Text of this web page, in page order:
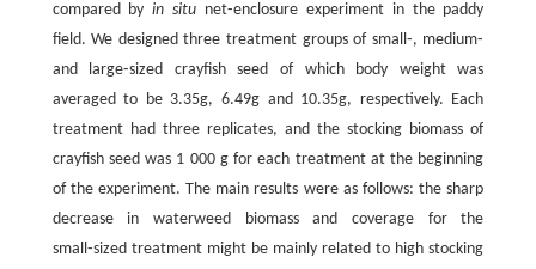
compared byin situ net⁃enclosure experiment in the paddy
field. We designed three treatment groups of small⁃, medium⁃
and large⁃sized crayfish seed of which body weight was
averaged to be 3.35g, 6.49g and 10.35g, respectively. Each
treatment had three replicates, and the stocking biomass of
crayfish seed was 1 000 g for each treatment at the beginning
of the experiment. The main results were as follows: the sharp
decrease in waterweed biomass and coverage for the
small⁃sized treatment might be mainly related to high stocking